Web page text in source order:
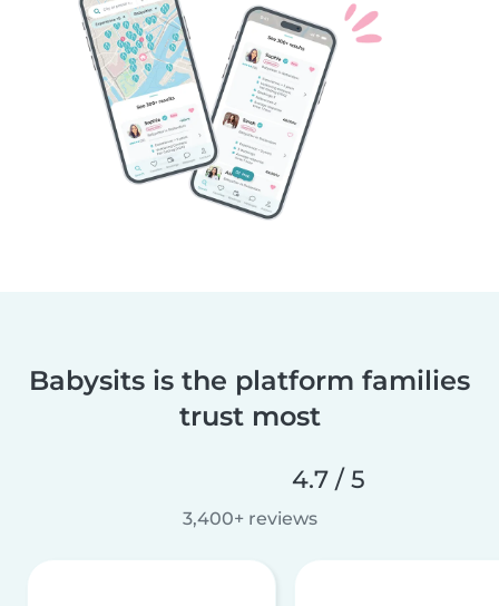
Babysits is the platform families
trust most
4.7 / 5
3,400+ reviews